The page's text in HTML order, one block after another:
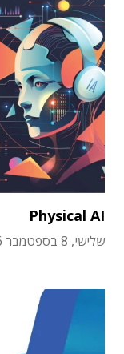
Physical AI
שלישי, 8 בספטמבר 2026